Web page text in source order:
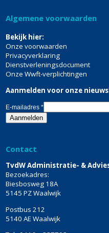
Algemene voorwaarden
Bekijk hier:
Onze voorwaarden
Privacyverklaring
Dienstverleningsdocument
Onze Wwft-verplichtingen
Aanmelden voor onze
E-mailadres*
Contact
TvdW Administratie- &
Bezoekadres:
Biesbosweg 18A
5145 PZ Waalwijk
Postbus 212
5140 AE Waalwijk